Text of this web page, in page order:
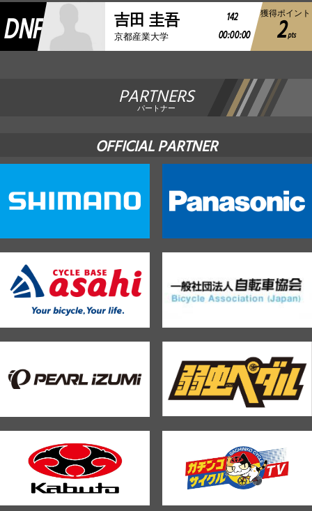
DNF 吉田 圭吾
京都産業大学
142
00:00:00
獲得ポイント
2pts
PARTNERS
パートナー
OFFICIAL PARTNER